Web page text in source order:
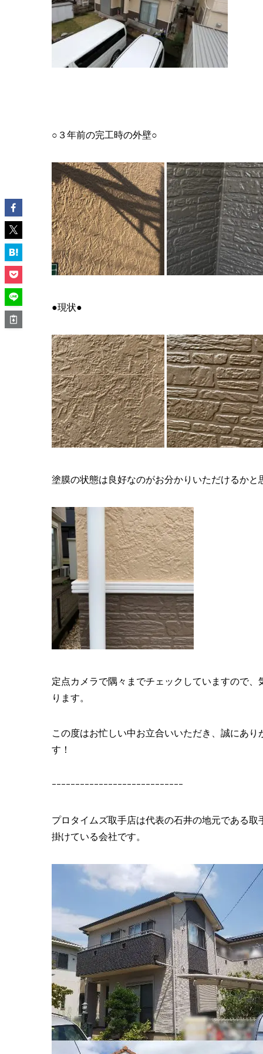
○３年前の完工時の外壁○
●現状●
塗膜の状態は良好なのがお分かりいただけるか
定点カメラで隅々までチェックしていますので
ります。
この度はお忙しい中お立合いいただき、誠にあ
す！
ｰｰｰｰｰｰｰｰｰｰｰｰｰｰｰｰｰｰｰｰｰｰｰｰｰｰｰｰ
プロタイムズ取手店は代表の石井の地元である
掛けている会社です。